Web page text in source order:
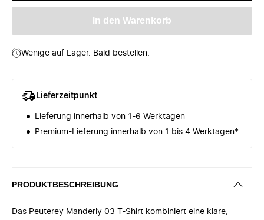
In den Warenkorb
Wenige auf Lager. Bald bestellen.
Lieferzeitpunkt
Lieferung innerhalb von 1-6 Werktagen
Premium-Lieferung innerhalb von 1 bis 4 Werktagen*
PRODUKTBESCHREIBUNG
Das Peuterey Manderly 03 T-Shirt kombiniert eine klare,